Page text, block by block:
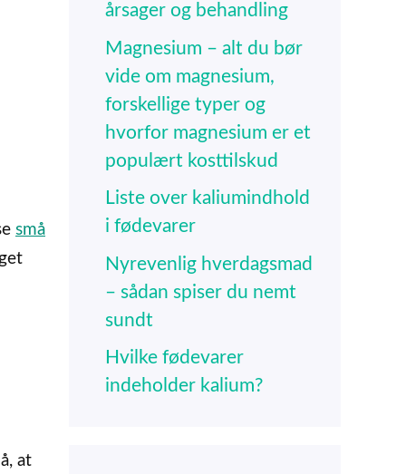
små
at
årsager og behandling
Magnesium – alt du bør
vide om magnesium,
forskellige typer og
hvorfor magnesium er et
populært kosttilskud
Liste over kaliumindhold
i fødevarer
Nyrevenlig hverdagsmad
– sådan spiser du nemt
sundt
Hvilke fødevarer
indeholder kalium?